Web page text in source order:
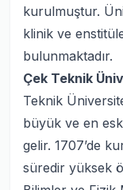
kurulmuştur.
klinik ve
bulunmaktadır.
Çek Teknik
Teknik
büyük ve en
gelir. 1707’de
süredir yüksek